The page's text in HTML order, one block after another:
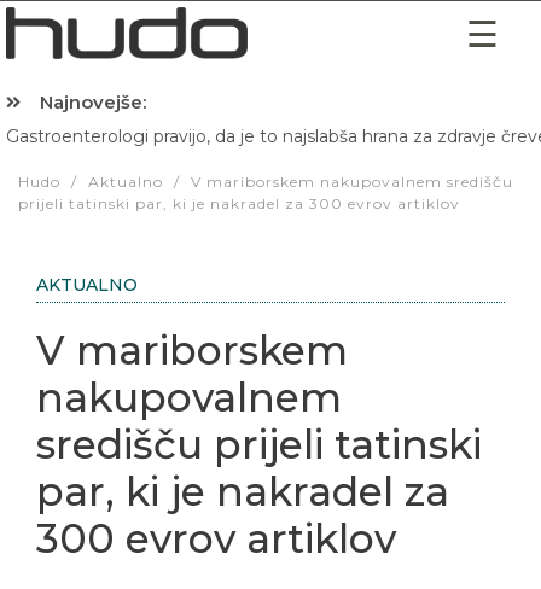
Najnovejše:
Gastroenterologi pravijo, da je to najslabša hrana za zdravje
Hudo / Aktualno /
V mariborskem nakupovalnem središču
prijeli tatinski par, ki je nakradel za 300 evrov artiklov
AKTUALNO
V mariborskem
nakupovalnem
središču prijeli tatinski
par, ki je nakradel za
300 evrov artiklov